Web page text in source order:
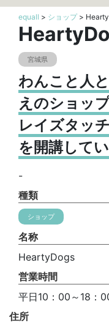
equall > ショップ>
宮城県
わんこと人
えのショッ
レイズタッ
を開講して
-
種類
ショップ
名称
HeartyDogs
営業時間
平日10：00～18：
住所